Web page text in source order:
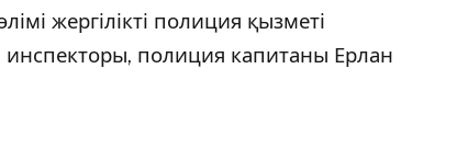
жергілікті полиция қызметі
инспекторы, полиция капитаны Ерлан